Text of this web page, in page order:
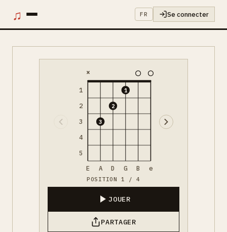
♫ FR Se connecter
1
2
3
4
5
×
3
2
1
E A D G B e
POSITION 1 / 4
JOUER
PARTAGER